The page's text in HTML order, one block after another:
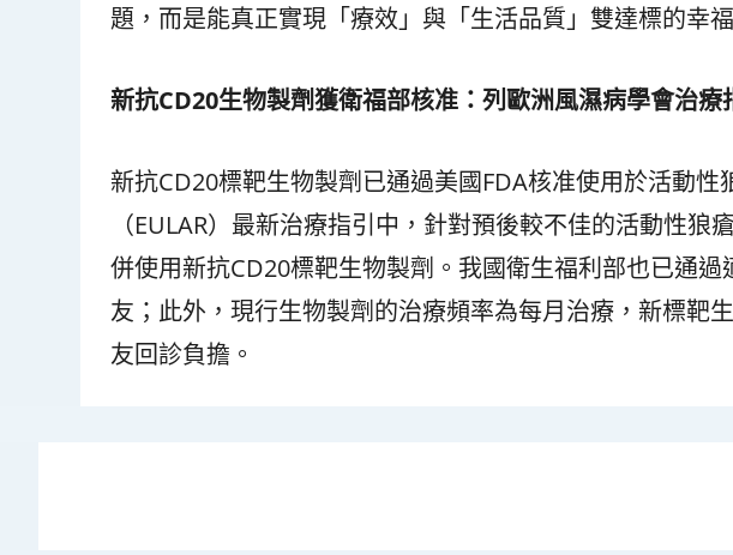
題，而是能真正實現「療效」與「生活品質」雙達標的幸
新抗CD20生物製劑獲衛福部核准：列歐洲風濕病學會治療
新抗CD20標靶生物製劑已通過美國FDA核准使用於活動
（EULAR）最新治療指引中，針對預後較不佳的活動性
併使用新抗CD20標靶生物製劑。我國衛生福利部也已通
友；此外，現行生物製劑的治療頻率為每月治療，新標靶
友回診負擔。